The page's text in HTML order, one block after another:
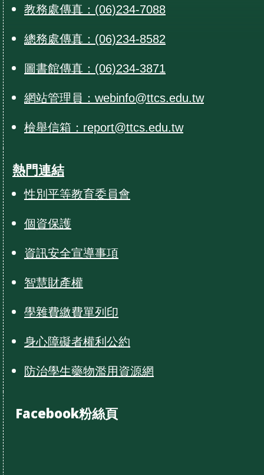
教務處傳真：(06)234-7088
總務處傳真：(06)234-8582
圖書館傳真：(06)234-3871
網站管理員：webinfo@ttcs.edu.tw
檢舉信箱：report@ttcs.edu.tw
熱門連結
性別平等教育委員會
個資保護
資訊安全宣導事項
智慧財產權
學雜費繳費單列印
身心障礙者權利公約
防治學生藥物濫用資源網
Facebook粉絲頁